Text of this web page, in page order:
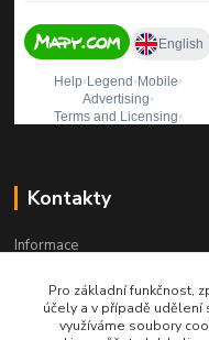
Kontakty
Informace
+420 541 241 957
Po-Pá (8:00 - 15:30)
Pro základní funkčnost,
účely a v případě
využíváme soubory